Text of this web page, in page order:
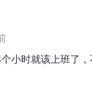
小时就该上班了，